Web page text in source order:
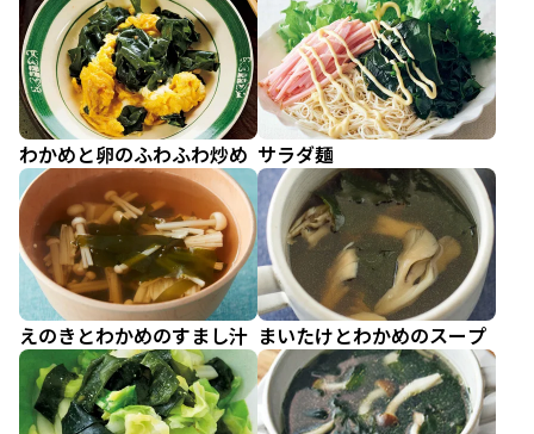
わかめと卵のふわふわ炒め サラダ麺
えのきとわかめのすまし汁 まいたけとわかめのスープ